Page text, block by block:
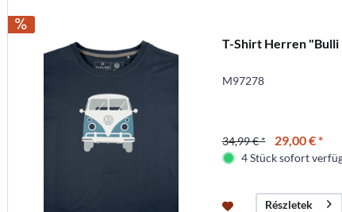
T-Shirt Herren "Bulli
M97278
34,99 € * 29,00 € *
4 Stück sofort
Részletek